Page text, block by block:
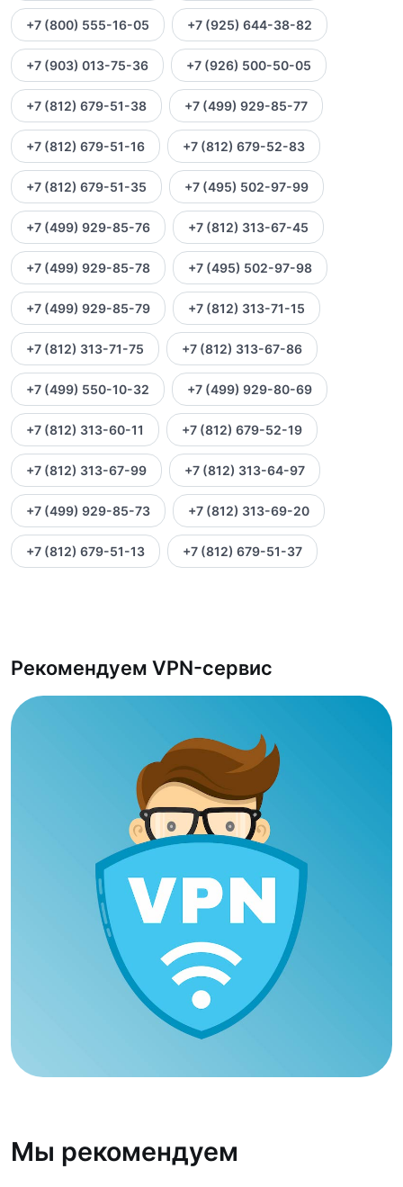
+7 (800) 555-16-05 +7 (925) 644-38-82
+7 (903) 013-75-36 +7 (926) 500-50-05
+7 (812) 679-51-38 +7 (499) 929-85-77
+7 (812) 679-51-16 +7 (812) 679-52-83
+7 (812) 679-51-35 +7 (495) 502-97-99
+7 (499) 929-85-76 +7 (812) 313-67-45
+7 (499) 929-85-78 +7 (495) 502-97-98
+7 (499) 929-85-79 +7 (812) 313-71-15
+7 (812) 313-71-75 +7 (812) 313-67-86
+7 (499) 550-10-32 +7 (499) 929-80-69
+7 (812) 313-60-11 +7 (812) 679-52-19
+7 (812) 313-67-99 +7 (812) 313-64-97
+7 (499) 929-85-73 +7 (812) 313-69-20
+7 (812) 679-51-13 +7 (812) 679-51-37
Рекомендуем VPN-сервис
Мы рекомендуем